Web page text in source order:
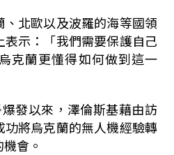
北歐以及波羅的海等國領
示：「我們需要保護自己
克蘭更懂得如何做到這一
發以來，澤倫斯基藉由訪
將烏克蘭的無人機經驗轉
會。